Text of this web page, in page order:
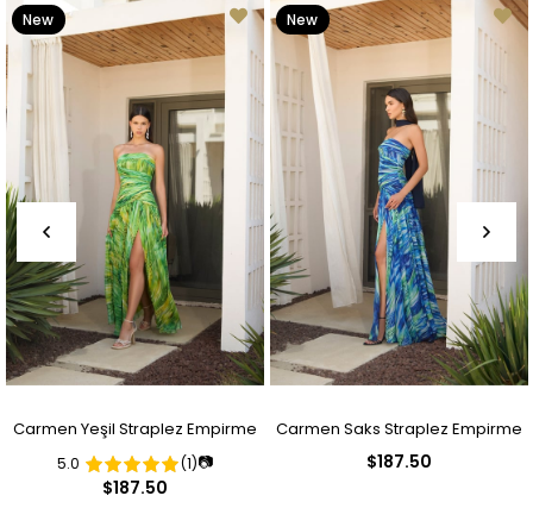
Carmen Yeşil Straplez Empirme
Abiye Elbise
5.0 (1)📷
$187.50
New
Item
Carmen Saks Straplez Empirme
$187.50
New
Item